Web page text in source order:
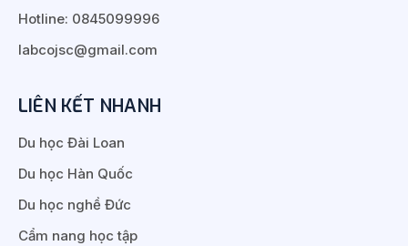
Hotline: 0845099996
labcojsc@gmail.com
LIÊN KẾT NHANH
Du học Đài Loan
Du học Hàn Quốc
Du học nghề Đức
Cẩm nang học tập